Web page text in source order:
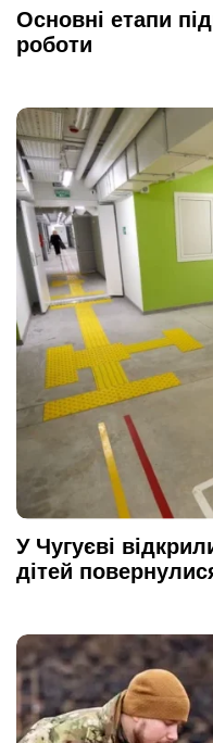
Основні етапи
роботи
У Чугуєві
дітей